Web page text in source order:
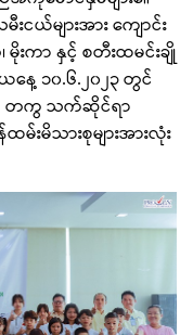
များအား ကျောင်း
မိုးကာ နှင့် စတီးထမင်းချို
နေ့ ၁၀.၆.၂၀၂၃ တွင်
နှင့် တကွ သက်ဆိုင်ရာ
းမိသားစုများအားလုံး